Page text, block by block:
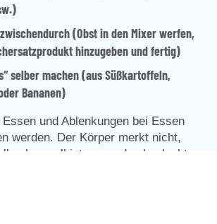
(Obst in den Mixer werfen,
hinzugeben und fertig)
selber machen (aus Süßkartoffeln,
Bananen)
und Ablenkungen bei Essen
werden. Der Körper merkt nicht,
schon voll ist, wenn du abgelenkt